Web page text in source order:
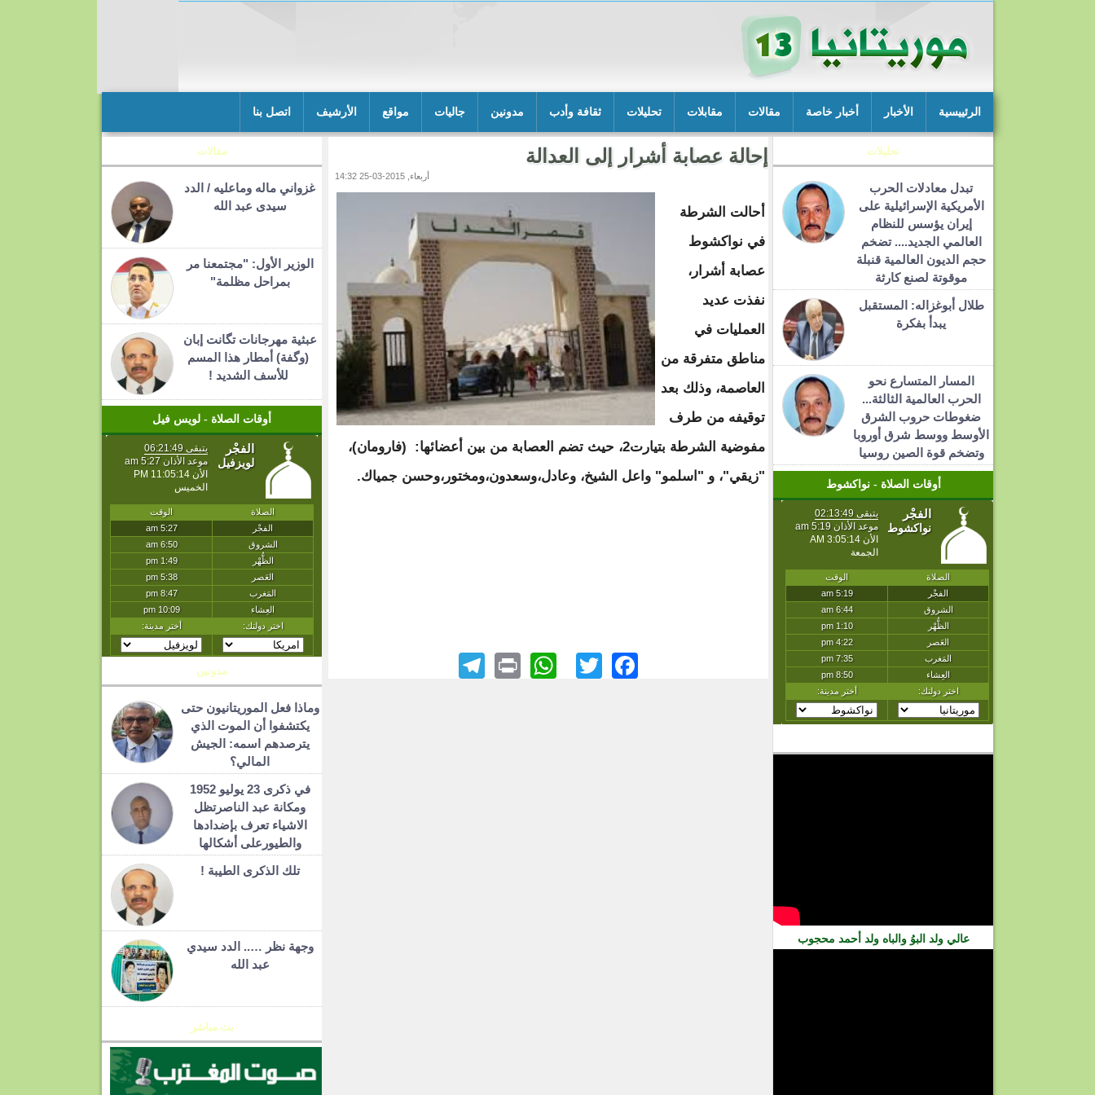
الرئييسية الأخبار أخبار خاصة مقالات مقابلات تحليلات ثقافة وأدب مدونين جاليات مواقع الأرشيف اتصل بنا
تحليلات
تبدل معادلات الحرب
الأمريكية الإسرائيلية على
إيران يؤسس للنظام
العالمي الجديد.... تضخم
حجم الديون العالمية قنبلة
موقوتة لصنع كارثة
طلال أبوغزاله: المستقبل
يبدأ بفكرة
المسار المتسارع نحو
الحرب العالمية الثالثة...
ضغوطات حروب الشرق
الأوسط ووسط شرق أوروبا
وتضخم قوة الصين روسيا
أوقات الصلاة - نواكشوط
عالي ولد البوُ والباه ولد أحمد محجوب
إحالة عصابة أشرار إلى العدالة
أربعاء, 2015-03-25 14:32
أحالت الشرطة
في نواكشوط
عصابة أشرار،
نفذت عديد
العمليات في
مناطق متفرقة من
العاصمة، وذلك بعد
توقيفه من طرف
مفوضية الشرطة بتيارت2، حيث تضم العصابة من بين أعضائها: (فارومان)،
"زيقي"، و "اسلمو" واعل الشيخ، وعادل،وسعدون،ومختور،وحسن جمياك.
Facebook
Twitter
WhatsApp
Print
مقالات
غزواني ماله وماعليه / الدد
سيدى عبد الله
الوزير الأول: "مجتمعنا مر
بمراحل مظلمة"
عبثية مهرجانات تگانت إبان
(وگفة) أمطار هذا المسم
للأسف الشديد !
أوقات الصلاة - لويس فيل
مدونين
وماذا فعل الموريتانيون حتى
يكتشفوا أن الموت الذي
يترصدهم اسمه: الجيش
المالي؟
في ذكرى 23 يوليو 1952
ومكانة عبد الناصرتظل
الاشياء تعرف بإضدادها
والطيورعلى أشكالها
تلك الذكرى الطيبة !
وجهة نظر ….. الدد سيدي
عبد الله
بث مباشر